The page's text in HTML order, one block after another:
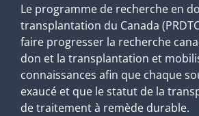
Le programme de recherche en
transplantation du Canada
faire progresser la recherche
don et la transplantation et
connaissances afin que chaque
exaucé et que le statut de la
de traitement à remède durable.